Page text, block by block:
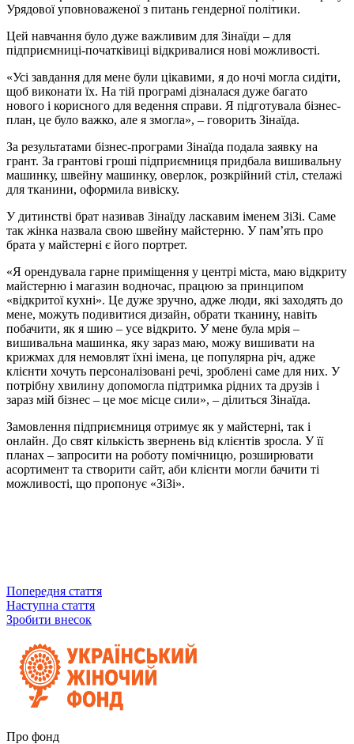
Урядової уповноваженої з питань гендерної політики.
Цей навчання було дуже важливим для Зінаїди – для
підприємниці-початківиці відкривалися нові можливості.
«Усі завдання для мене були цікавими, я до ночі могла сидіти,
щоб виконати їх. На тій програмі дізналася дуже багато
нового і корисного для ведення справи. Я підготувала бізнес-
план, це було важко, але я змогла», – говорить Зінаїда.
За результатами бізнес-програми Зінаїда подала заявку на
грант. За грантові гроші підприємниця придбала вишивальну
машинку, швейну машинку, оверлок, розкрійний стіл, стелажі
для тканини, оформила вивіску.
У дитинстві брат називав Зінаїду ласкавим іменем ЗіЗі. Саме
так жінка назвала свою швейну майстерню. У пам’ять про
брата у майстерні є його портрет.
«Я орендувала гарне приміщення у центрі міста, маю відкриту
майстерню і магазин водночас, працюю за принципом
«відкритої кухні». Це дуже зручно, адже люди, які заходять до
мене, можуть подивитися дизайн, обрати тканину, навіть
побачити, як я шию – усе відкрито. У мене була мрія –
вишивальна машинка, яку зараз маю, можу вишивати на
крижмах для немовлят їхні імена, це популярна річ, адже
клієнти хочуть персоналізовані речі, зроблені саме для них. У
потрібну хвилину допомогла підтримка рідних та друзів і
зараз мій бізнес – це моє місце сили», – ділиться Зінаїда.
Замовлення підприємниця отримує як у майстерні, так і
онлайн. До свят кількість звернень від клієнтів зросла. У її
планах – запросити на роботу помічницю, розширювати
асортимент та створити сайт, аби клієнти могли бачити ті
можливості, що пропонує «ЗіЗі».
Попередня стаття
Наступна стаття
Зробити внесок
Про фонд